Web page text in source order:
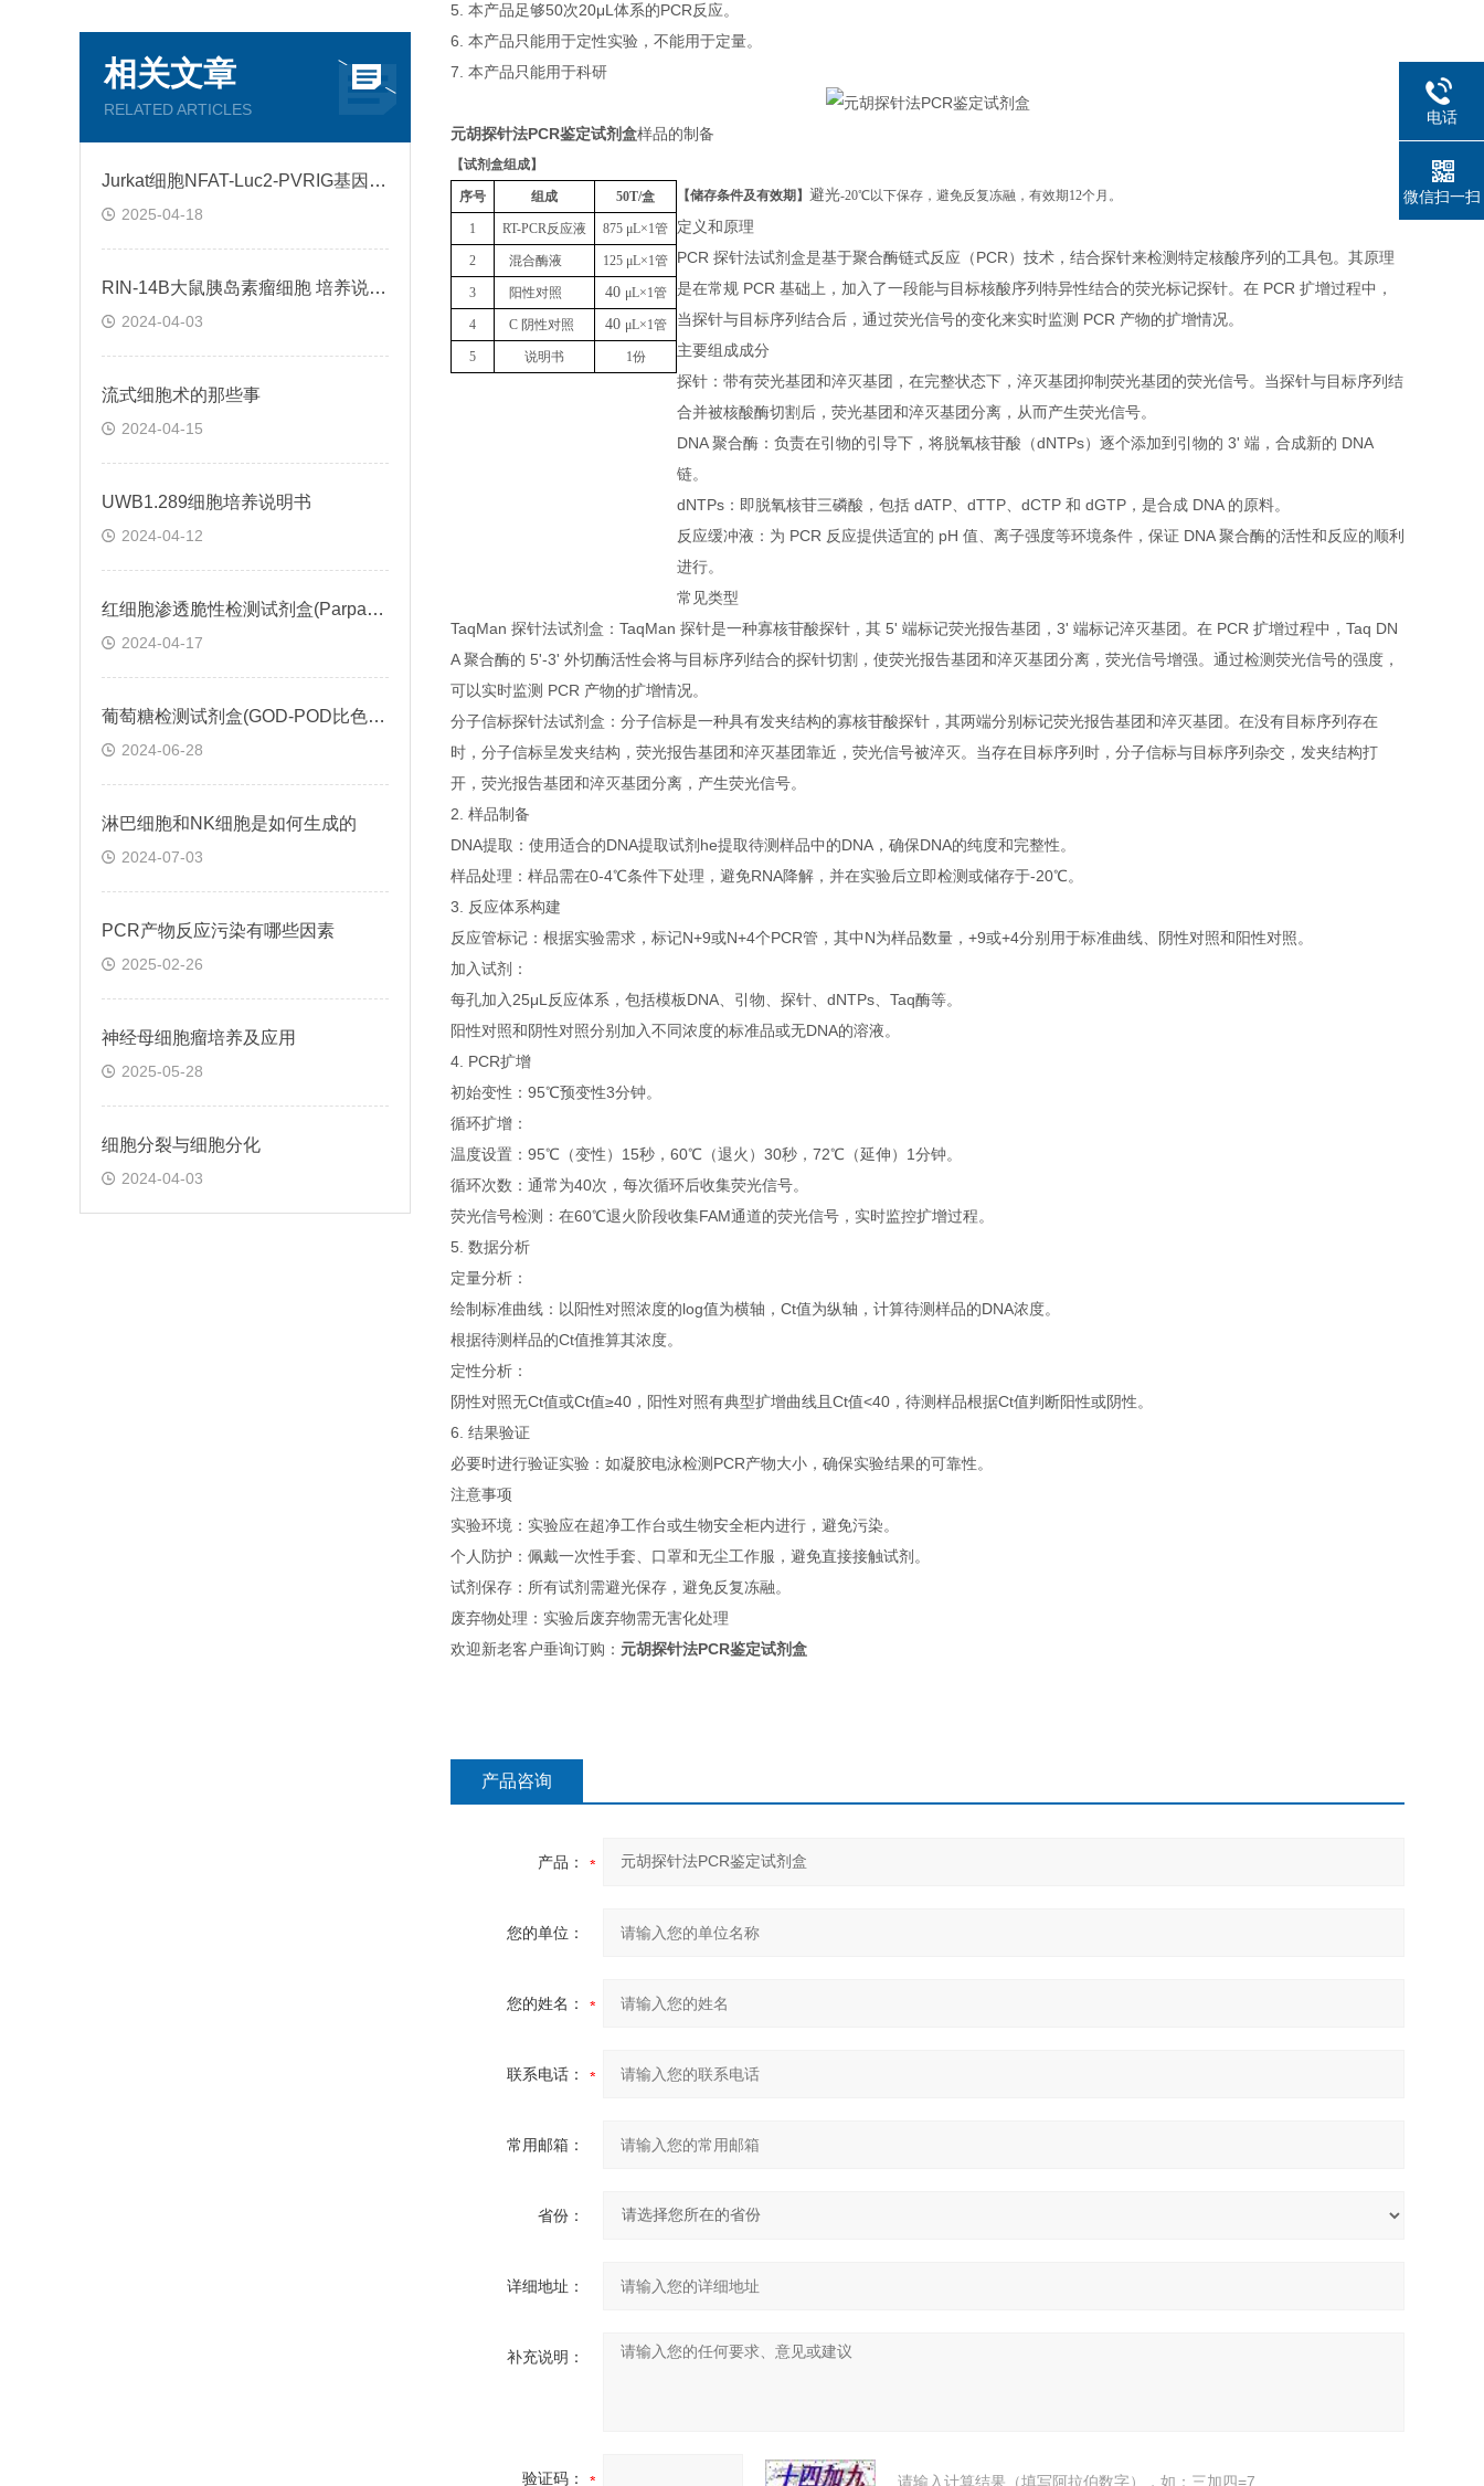
相关文章
RELATED ARTICLES
Jurkat细胞NFAT-Luc2-PVRIG基因过表达稳转株的构建与意义
2025-04-18
RIN-14B大鼠胰岛素瘤细胞 培养说明书
2024-04-03
流式细胞术的那些事
2024-04-15
UWB1.289细胞培养说明书
2024-04-12
红细胞渗透脆性检测试剂盒(Parpart比色法)操作步骤
2024-04-17
葡萄糖检测试剂盒(GOD-POD比色法)説明书
2024-06-28
淋巴细胞和NK细胞是如何生成的
2024-07-03
PCR产物反应污染有哪些因素
2025-02-26
神经母细胞瘤培养及应用
2025-05-28
细胞分裂与细胞分化
2024-04-03
5. 本产品足够50次20μL体系的PCR反应。
6. 本产品只能用于定性实验，不能用于定量。
7. 本产品只能用于科研
元胡探针法PCR鉴定试剂盒样品的制备
【试剂盒组成】
序号 组成 50T/盒
1 RT-PCR反应液 875 μL×1管
2 混合酶液 125 μL×1管
3 阳性对照 40 μL×1管
4 C 阴性对照 40 μL×1管
5 说明书 1份
【储存条件及有效期】 避光-20℃以下保存，避免反复冻融，有效期12个月。
定义和原理
PCR 探针法试剂盒是基于聚合酶链式反应（PCR）技术，结合探针来检测特定核酸序列的工具包。其原理
是在常规 PCR 基础上，加入了一段能与目标核酸序列特异性结合的荧光标记探针。在 PCR 扩增过程中，
当探针与目标序列结合后，通过荧光信号的变化来实时监测 PCR 产物的扩增情况。
主要组成成分
探针：带有荧光基团和淬灭基团，在完整状态下，淬灭基团抑制荧光基团的荧光信号。当探针与目标序列结
合并被核酸酶切割后，荧光基团和淬灭基团分离，从而产生荧光信号。
DNA 聚合酶：负责在引物的引导下，将脱氧核苷酸（dNTPs）逐个添加到引物的 3' 端，合成新的 DNA
链。
dNTPs：即脱氧核苷三磷酸，包括 dATP、dTTP、dCTP 和 dGTP，是合成 DNA 的原料。
反应缓冲液：为 PCR 反应提供适宜的 pH 值、离子强度等环境条件，保证 DNA 聚合酶的活性和反应的顺利
进行。
常见类型
TaqMan 探针法试剂盒：TaqMan 探针是一种寡核苷酸探针，其 5' 端标记荧光报告基团，3' 端标记淬灭基团。在 PCR 扩增过程中，Taq DN
A 聚合酶的 5'-3' 外切酶活性会将与目标序列结合的探针切割，使荧光报告基团和淬灭基团分离，荧光信号增强。通过检测荧光信号的强度，
可以实时监测 PCR 产物的扩增情况。
分子信标探针法试剂盒：分子信标是一种具有发夹结构的寡核苷酸探针，其两端分别标记荧光报告基团和淬灭基团。在没有目标序列存在
时，分子信标呈发夹结构，荧光报告基团和淬灭基团靠近，荧光信号被淬灭。当存在目标序列时，分子信标与目标序列杂交，发夹结构打
开，荧光报告基团和淬灭基团分离，产生荧光信号。
2. 样品制备
DNA提取：使用适合的DNA提取试剂he提取待测样品中的DNA，确保DNA的纯度和完整性。
样品处理：样品需在0-4℃条件下处理，避免RNA降解，并在实验后立即检测或储存于-20℃。
3. 反应体系构建
反应管标记：根据实验需求，标记N+9或N+4个PCR管，其中N为样品数量，+9或+4分别用于标准曲线、阴性对照和阳性对照。
加入试剂：
每孔加入25μL反应体系，包括模板DNA、引物、探针、dNTPs、Taq酶等。
阳性对照和阴性对照分别加入不同浓度的标准品或无DNA的溶液。
4. PCR扩增
初始变性：95℃预变性3分钟。
循环扩增：
温度设置：95℃（变性）15秒，60℃（退火）30秒，72℃（延伸）1分钟。
循环次数：通常为40次，每次循环后收集荧光信号。
荧光信号检测：在60℃退火阶段收集FAM通道的荧光信号，实时监控扩增过程。
5. 数据分析
定量分析：
绘制标准曲线：以阳性对照浓度的log值为横轴，Ct值为纵轴，计算待测样品的DNA浓度。
根据待测样品的Ct值推算其浓度。
定性分析：
阴性对照无Ct值或Ct值≥40，阳性对照有典型扩增曲线且Ct值<40，待测样品根据Ct值判断阳性或阴性。
6. 结果验证
必要时进行验证实验：如凝胶电泳检测PCR产物大小，确保实验结果的可靠性。
注意事项
实验环境：实验应在超净工作台或生物安全柜内进行，避免污染。
个人防护：佩戴一次性手套、口罩和无尘工作服，避免直接接触试剂。
试剂保存：所有试剂需避光保存，避免反复冻融。
废弃物处理：实验后废弃物需无害化处理
欢迎新老客户垂询订购： 元胡探针法PCR鉴定试剂盒
产品咨询
产品：
您的单位：
您的姓名：
联系电话：
常用邮箱：
省份：
详细地址：
补充说明：
验证码： 请输入计算结果（填写阿拉伯数字），如：三加四=7
电话
微信扫一扫